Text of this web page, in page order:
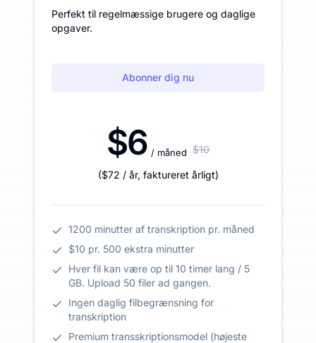
Perfekt til regelmæssige brugere og daglige
opgaver.
Abonner dig nu
$6 / måned $10
($72 / år, faktureret årligt)
1200 minutter af transkription pr. måned
$10 pr. 500 ekstra minutter
Hver fil kan være op til 10 timer lang / 5
GB. Upload 50 filer ad gangen.
Ingen daglig filbegrænsning for
transkription
Premium transskriptionsmodel (højeste